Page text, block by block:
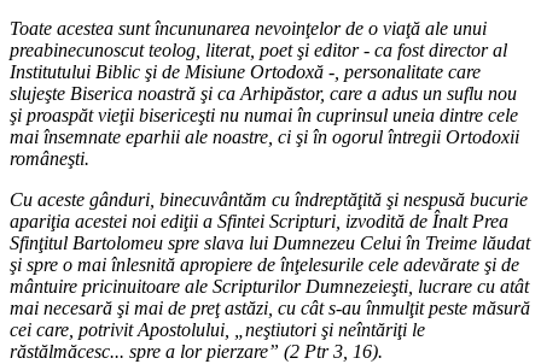
Toate acestea sunt încununarea nevoinţelor de o viaţă ale unui
preabinecunoscut teolog, literat, poet şi editor - ca fost director al
Institutului Biblic şi de Misiune Ortodoxă -, personalitate care
slujeşte Biserica noastră şi ca Arhipăstor, care a adus un suflu nou
şi proaspăt vieţii bisericeşti nu numai în cuprinsul uneia dintre cele
mai însemnate eparhii ale noastre, ci şi în ogorul întregii Ortodoxii
româneşti.
Cu aceste gânduri, binecuvântăm cu îndreptăţită şi nespusă bucurie
apariţia acestei noi ediţii a Sfintei Scripturi, izvodită de Înalt Prea
Sfinţitul Bartolomeu spre slava lui Dumnezeu Celui în Treime lăudat
şi spre o mai înlesnită apropiere de înţelesurile cele adevărate şi de
mântuire pricinuitoare ale Scripturilor Dumnezeieşti, lucrare cu atât
mai necesară şi mai de preţ astăzi, cu cât s-au înmulţit peste măsură
cei care, potrivit Apostolului, „neştiutori şi neîntăriţi le
răstălmăcesc... spre a lor pierzare” (2 Ptr 3, 16).